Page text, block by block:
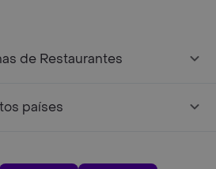
de Restaurantes
países